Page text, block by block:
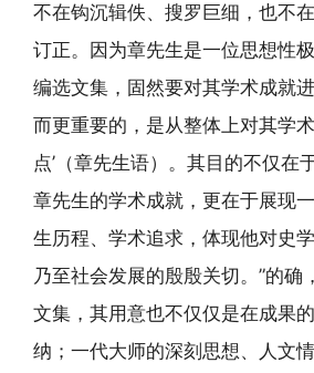
不在钩沉辑佚、搜罗巨细，也不
订正。因为章先生是一位思想性
编选文集，固然要对其学术成就
而更重要的，是从整体上对其学
点’（章先生语）。其目的不仅在
章先生的学术成就，更在于展现
生历程、学术追求，体现他对史
乃至社会发展的殷殷关切。”的确
文集，其用意也不仅仅是在成果
纳；一代大师的深刻思想、人文